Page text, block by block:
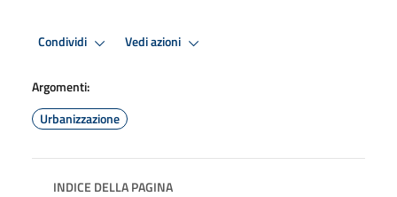
Condividi Vedi azioni
Argomenti:
Urbanizzazione
INDICE DELLA PAGINA